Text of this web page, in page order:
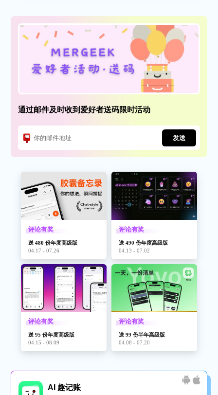
通过邮件及时收到爱好者送码限时活动
发送
评论有奖
送 480 份年度高级版
04.17 - 07.26
评论有奖
送 490 份年度高级版
04.13 - 07.02
评论有奖
送 95 份年度高级版
04.15 - 08.09
评论有奖
送 99 份半年高级版
04.08 - 07.20
AI 趣记账